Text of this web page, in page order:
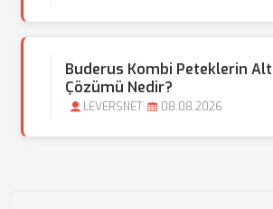
Buderus Kombi Peteklerin
Çözümü Nedir?
LEVERSNET 08.08.2026